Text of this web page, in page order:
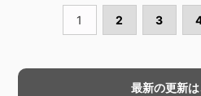
1 2 3
最新の更新